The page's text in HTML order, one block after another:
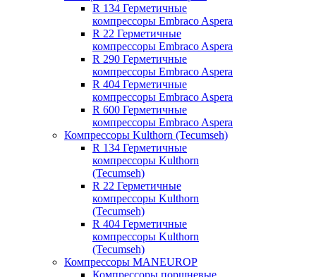
R 134 Герметичные
компрессоры Embraco Aspera
R 22 Герметичные
компрессоры Embraco Aspera
R 290 Герметичные
компрессоры Embraco Aspera
R 404 Герметичные
компрессоры Embraco Aspera
R 600 Герметичные
компрессоры Embraco Aspera
Компрессоры Kulthorn (Tecumseh)
R 134 Герметичные
компрессоры Kulthorn
(Tecumseh)
R 22 Герметичные
компрессоры Kulthorn
(Tecumseh)
R 404 Герметичные
компрессоры Kulthorn
(Tecumseh)
Компрессоры MANEUROP
Компрессоры поршневые